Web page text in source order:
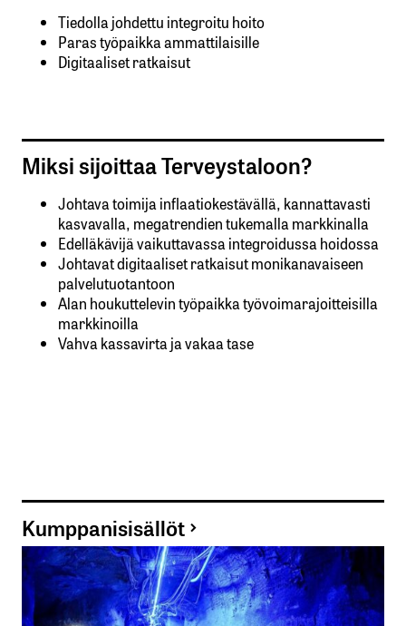
Tiedolla johdettu integroitu hoito
Paras työpaikka ammattilaisille
Digitaaliset ratkaisut
Miksi sijoittaa Terveystaloon?
Johtava toimija inflaatiokestävällä, kannattavasti
kasvavalla, megatrendien tukemalla markkinalla
Edelläkävijä vaikuttavassa integroidussa hoidossa
Johtavat digitaaliset ratkaisut monikanavaiseen
palvelutuotantoon
Alan houkuttelevin työpaikka työvoimarajoitteisilla
markkinoilla
Vahva kassavirta ja vakaa tase
Kumppanisisällöt